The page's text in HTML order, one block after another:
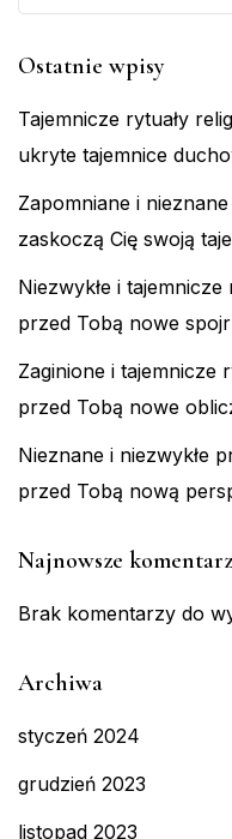
Ostatnie wpisy
Tajemnicze rytuały
ukryte tajemnice
Zapomniane i
zaskoczą Cię swoją
Niezwykłe i
przed Tobą nowe
Zaginione i tajemnicze
przed Tobą nowe
Nieznane i niezwykłe
przed Tobą nową
Najnowsze
Brak komentarzy do
Archiwa
styczeń 2024
grudzień 2023
listopad 2023